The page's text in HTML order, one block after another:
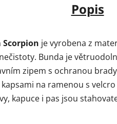
Popis
je vyrobena z
Bunda je
zipem s ochranou
na ramenou s
kapuce i pas jsou